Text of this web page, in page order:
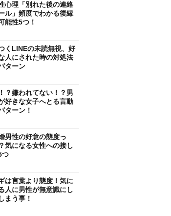
心理「別れた後の連絡
ル」頻度でわかる復縁
能性5つ！
くLINEの未読無視、好
人にされた時の対処法
ターン
？嫌われてない！？男
好きな女子へとる言動
ターン！
男性の好意の態度っ
気になる女性への接し
つ
は言葉より態度！気に
人に男性が無意識にし
まう事！